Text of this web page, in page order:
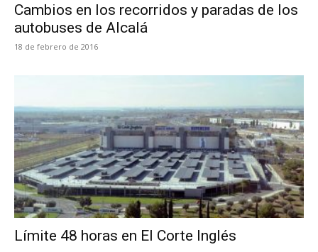
Cambios en los recorridos y paradas de los
autobuses de Alcalá
18 de febrero de 2016
Límite 48 horas en El Corte Inglés